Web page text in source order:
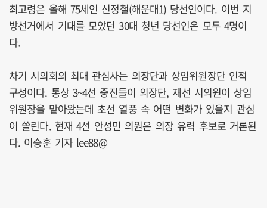
최고령은 올해 75세인 신정철(해운대1) 당선인이다. 이번 지
방선거에서 기대를 모았던 30대 청년 당선인은 모두 4명이
다.
차기 시의회의 최대 관심사는 의장단과 상임위원장단 인적
구성이다. 통상 3~4선 중진들이 의장단, 재선 시의원이 상임
위원장을 맡아왔는데 초선 열풍 속 어떤 변화가 있을지 관심
이 쏠린다. 현재 4선 안성민 의원은 의장 유력 후보로 거론된
다. 이승훈 기자 lee88@